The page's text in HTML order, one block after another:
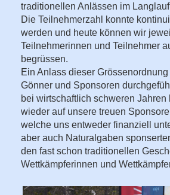
traditionellen Anlässen im
Die Teilnehmerzahl konnte
werden und heute können wir
Teilnehmerinnen und Teilnehmer
begrüssen.
Ein Anlass dieser
Gönner und Sponsoren
bei wirtschaftlich schweren Jahren
wieder auf unsere treuen
welche uns entweder finanziell
aber auch Naturalgaben
den fast schon traditionellen
Wettkämpferinnen und